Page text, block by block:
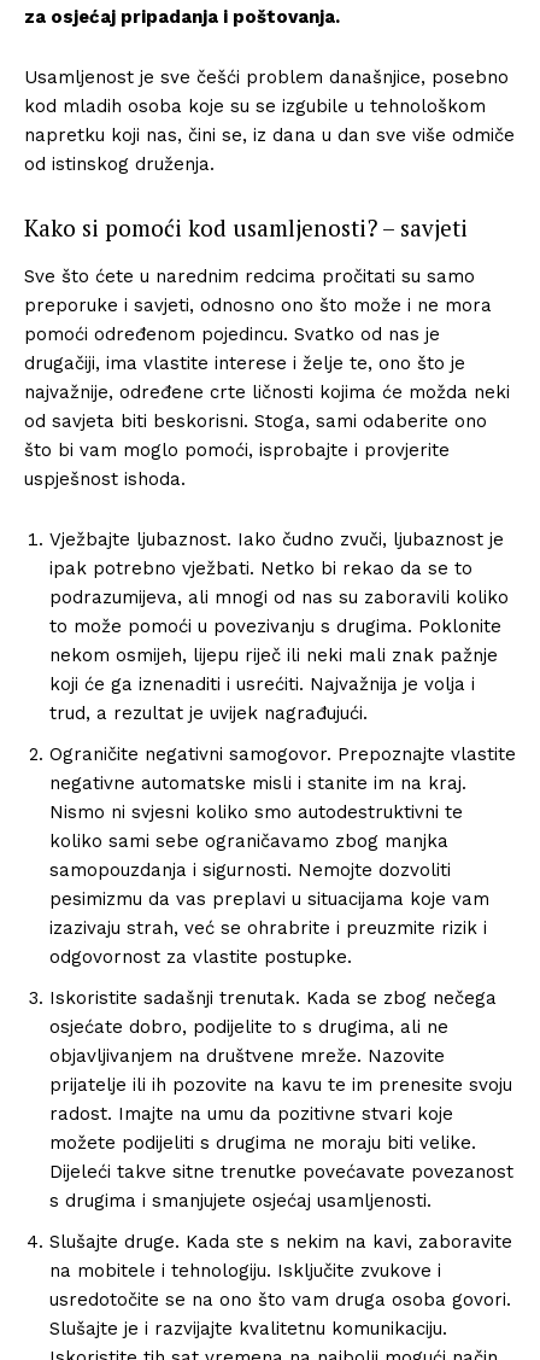
za osjećaj pripadanja i poštovanja.
Usamljenost je sve češći problem današnjice, posebno
kod mladih osoba koje su se izgubile u tehnološkom
napretku koji nas, čini se, iz dana u dan sve više odmiče
od istinskog druženja.
Kako si pomoći kod usamljenosti? – savjeti
Sve što ćete u narednim redcima pročitati su samo
preporuke i savjeti, odnosno ono što može i ne mora
pomoći određenom pojedincu. Svatko od nas je
drugačiji, ima vlastite interese i želje te, ono što je
najvažnije, određene crte ličnosti kojima će možda neki
od savjeta biti beskorisni. Stoga, sami odaberite ono
što bi vam moglo pomoći, isprobajte i provjerite
uspješnost ishoda.
Vježbajte ljubaznost. Iako čudno zvuči, ljubaznost je
ipak potrebno vježbati. Netko bi rekao da se to
podrazumijeva, ali mnogi od nas su zaboravili koliko
to može pomoći u povezivanju s drugima. Poklonite
nekom osmijeh, lijepu riječ ili neki mali znak pažnje
koji će ga iznenaditi i usrećiti. Najvažnija je volja i
trud, a rezultat je uvijek nagrađujući.
Ograničite negativni samogovor. Prepoznajte vlastite
negativne automatske misli i stanite im na kraj.
Nismo ni svjesni koliko smo autodestruktivni te
koliko sami sebe ograničavamo zbog manjka
samopouzdanja i sigurnosti. Nemojte dozvoliti
pesimizmu da vas preplavi u situacijama koje vam
izazivaju strah, već se ohrabrite i preuzmite rizik i
odgovornost za vlastite postupke.
Iskoristite sadašnji trenutak. Kada se zbog nečega
osjećate dobro, podijelite to s drugima, ali ne
objavljivanjem na društvene mreže. Nazovite
prijatelje ili ih pozovite na kavu te im prenesite svoju
radost. Imajte na umu da pozitivne stvari koje
možete podijeliti s drugima ne moraju biti velike.
Dijeleći takve sitne trenutke povećavate povezanost
s drugima i smanjujete osjećaj usamljenosti.
Slušajte druge. Kada ste s nekim na kavi, zaboravite
na mobitele i tehnologiju. Isključite zvukove i
usredotočite se na ono što vam druga osoba govori.
Slušajte je i razvijajte kvalitetnu komunikaciju.